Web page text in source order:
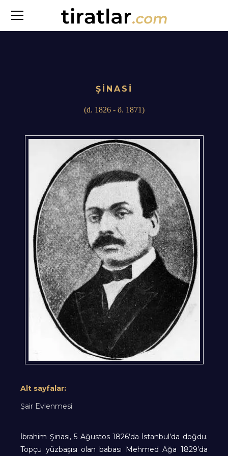
ŞİNASİ
(d. 1826 - ö. 1871)
Alt sayfalar:
Şair Evlenmesi
İbrahim Şinasi, 5 Ağustos 1826’da İstanbul’da doğdu.
Topçu yüzbaşısı olan babası Mehmed Ağa 1829’da